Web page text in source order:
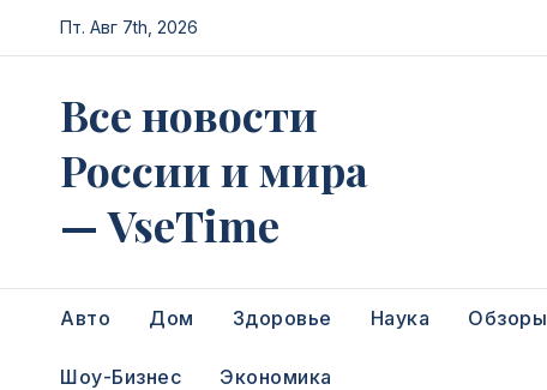
Перейти
к
Пт. Авг 7th, 2026
Все новости
России и мира
— VseTime
Авто Дом Здоровье Наука Обзоры
Шоу-Бизнес Экономика